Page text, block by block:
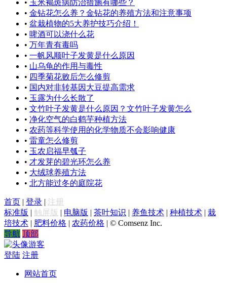
• 玉米褐斑病防治措施有哪些？
• 金钻花怎么养？金钻花的养殖方法和注意事项
• 盆栽植物的5大养护技巧介绍！
• 啤酒可以浇什么花
• 万年青有毒吗
• 一帆风顺叶子发黄是什么原因
• 山乌龟的作用与毒性
• 四季菊花败后怎么修剪
• 国内对非转基因大豆提高需求
• 玉露为什么长散了
• 文竹叶子发黄是什么原因？文竹叶子发黄怎么
• 净化空气的白鹤芋种植方法
• 农药等科学使用的化学物质不会影响健康
• 雷童怎么修剪
• 玉农启福早瓠子
• 才发芽的碧光环怎么养
• 大绒球养殖方法
• 北方能过冬的庭院花
首页 | 登录 | 注册
标准版 | 触屏版 | 电脑版 | 茶叶知识 | 养鱼技术 | 种植技术 | 栽
培技术 | 肥料价格 | 农药价格 | © Comsenz Inc.
导航 顶部
游客
登陆 注册
网站首页